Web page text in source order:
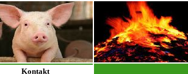
Kontakt